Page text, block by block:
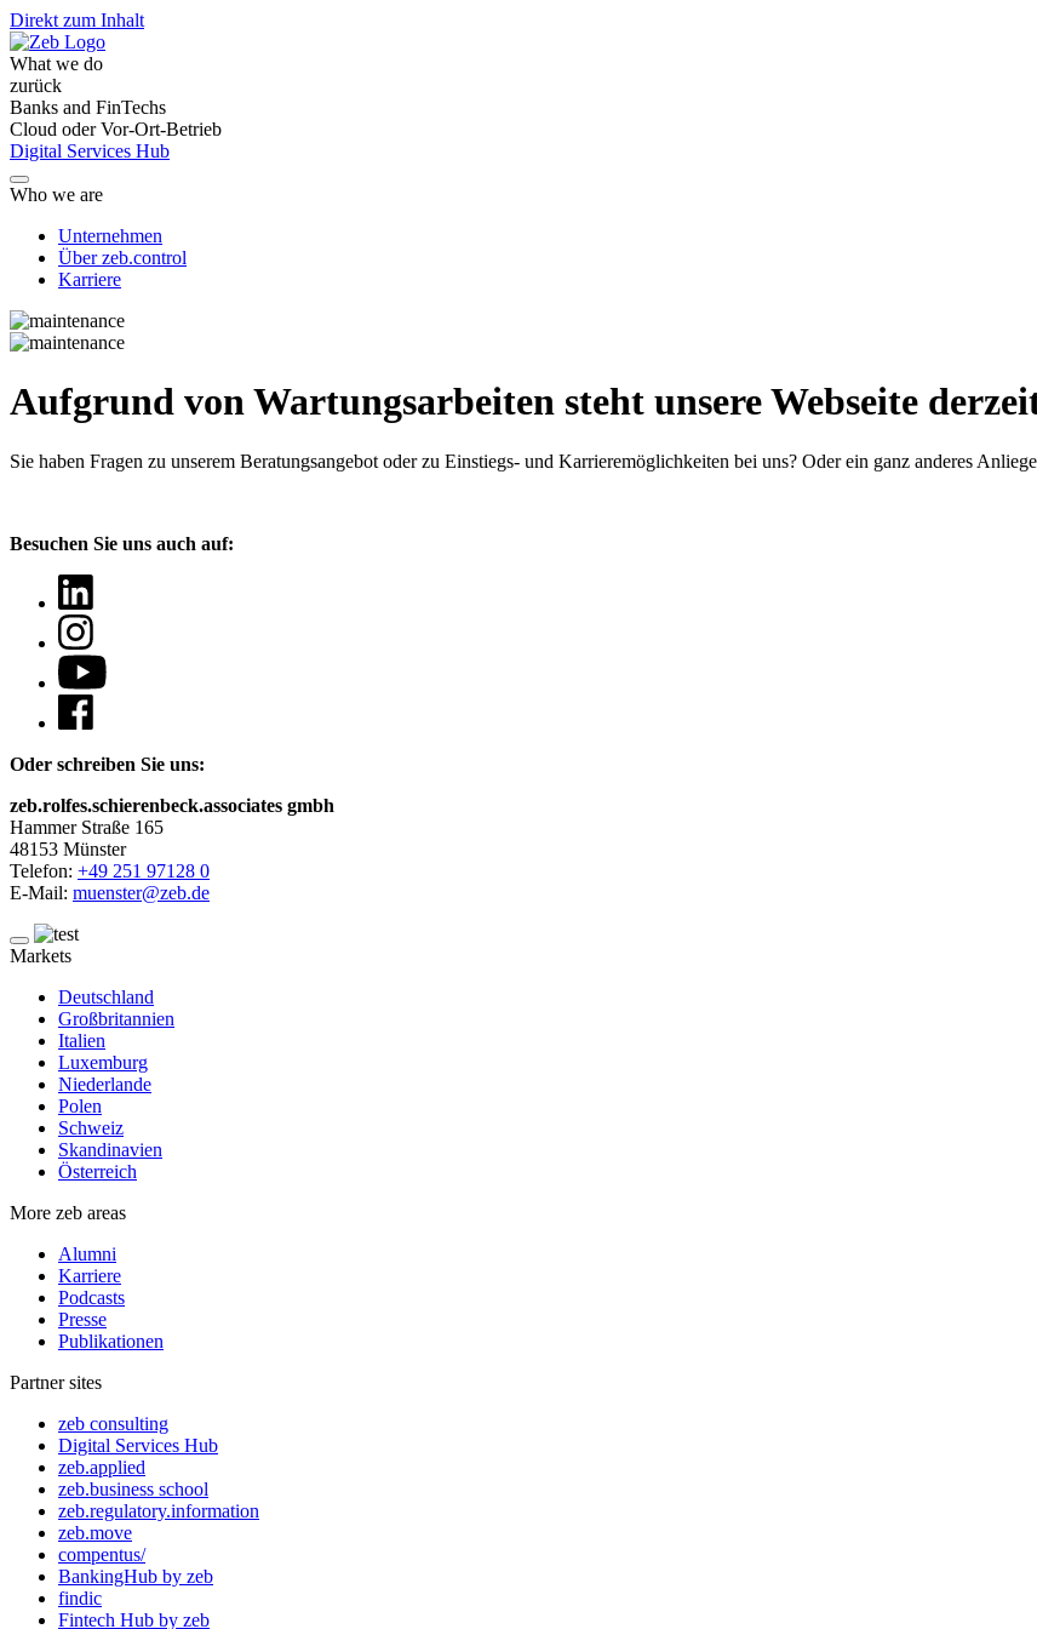
Direkt zum Inhalt
What we do
zurück
Banks and FinTechs
Cloud oder Vor-Ort-Betrieb
Digital Services Hub
Who we are
Unternehmen
Über zeb.control
Karriere
Aufgrund von Wartungsarbeiten steht unsere Webseite
Sie haben Fragen zu unserem Beratungsangebot oder zu Einstiegs- und Karrieremöglichkeiten bei uns? Oder ein ganz anderes
Besuchen Sie uns auch auf:
Oder schreiben Sie uns:
zeb.rolfes.schierenbeck.associates gmbh
Hammer Straße 165
48153 Münster
Telefon: +49 251 97128 0
E-Mail: muenster@zeb.de
Markets
Deutschland
Großbritannien
Italien
Luxemburg
Niederlande
Polen
Schweiz
Skandinavien
Österreich
More zeb areas
Alumni
Karriere
Podcasts
Presse
Publikationen
Partner sites
zeb consulting
Digital Services Hub
zeb.applied
zeb.business school
zeb.regulatory.information
zeb.move
compentus/
BankingHub by zeb
findic
Fintech Hub by zeb